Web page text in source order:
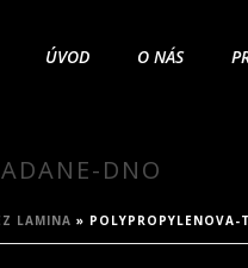
ÚVOD O NÁS
DNO
LAMINA » POLYPROPYLENOVA-